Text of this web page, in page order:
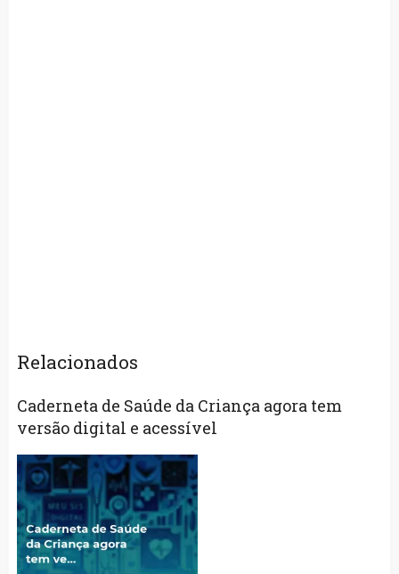
Relacionados
Caderneta de Saúde da Criança agora tem
versão digital e acessível